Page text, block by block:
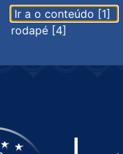
Ir a o conteúdo [1]
rodapé [4]